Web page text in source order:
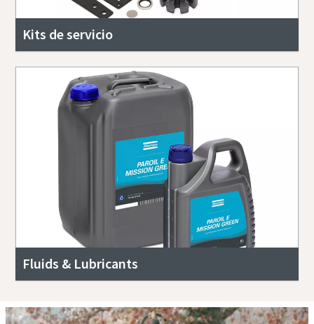
Kits de servicio
Fluids & Lubricants